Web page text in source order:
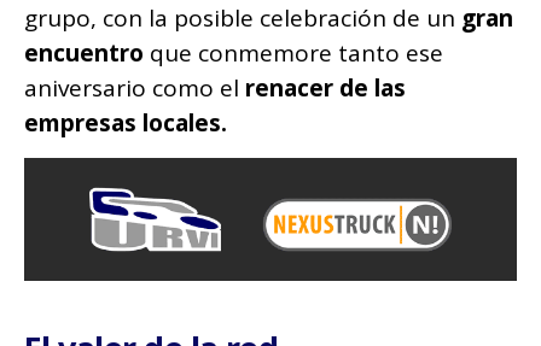
grupo, con la posible celebración de un gran
encuentro que conmemore tanto ese
aniversario como el renacer de las
empresas locales.